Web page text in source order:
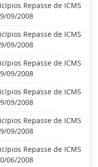
Repasse de ICMS
09/2008
Repasse de ICMS
09/2008
Repasse de ICMS
09/2008
Repasse de ICMS
09/2008
Repasse de ICMS
09/2008
Repasse de ICMS
06/2008